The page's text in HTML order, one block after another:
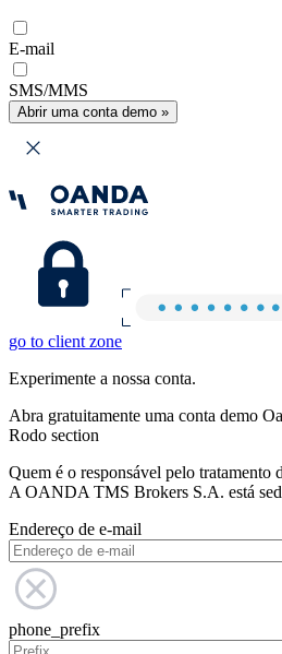
E-mail
SMS/MMS
Abrir uma conta demo »
go to client zone
Experimente a nossa conta.
Abra gratuitamente uma conta demo
Rodo section
Quem é o responsável pelo tratamento
A OANDA TMS Brokers S.A. está
Endereço de e-mail
phone_prefix